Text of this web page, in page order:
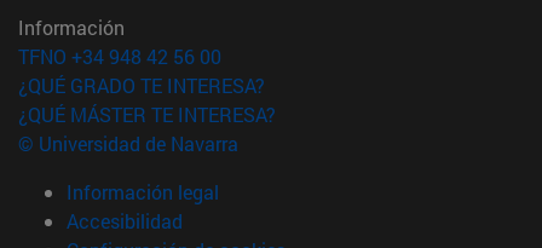
Información
TFNO +34 948 42 56 00
¿QUÉ GRADO TE INTERESA?
¿QUÉ MÁSTER TE INTERESA?
© Universidad de Navarra
Información legal
Accesibilidad